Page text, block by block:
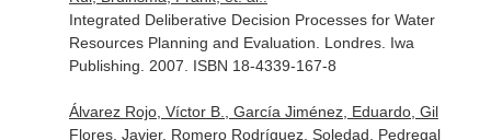
Integrated Deliberative Decision Processes for Water
Resources Planning and Evaluation. Londres. Iwa
Publishing. 2007. ISBN 18-4339-167-8
Álvarez Rojo, Víctor B., García Jiménez, Eduardo, Gil
Flores, Javier, Romero Rodríguez, Soledad, Pedregal